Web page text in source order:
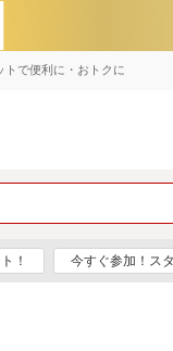
トで便利に・おトクに
！ 今すぐ参加！ス